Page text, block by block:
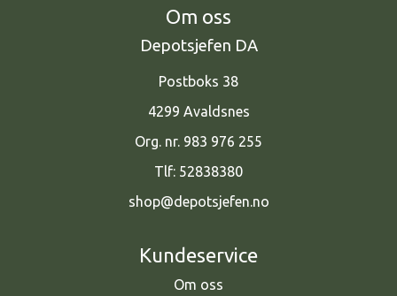
Om oss
Depotsjefen DA
Postboks 38
4299 Avaldsnes
Org. nr. 983 976 255
Tlf: 52838380
shop@depotsjefen.no
Kundeservice
Om oss